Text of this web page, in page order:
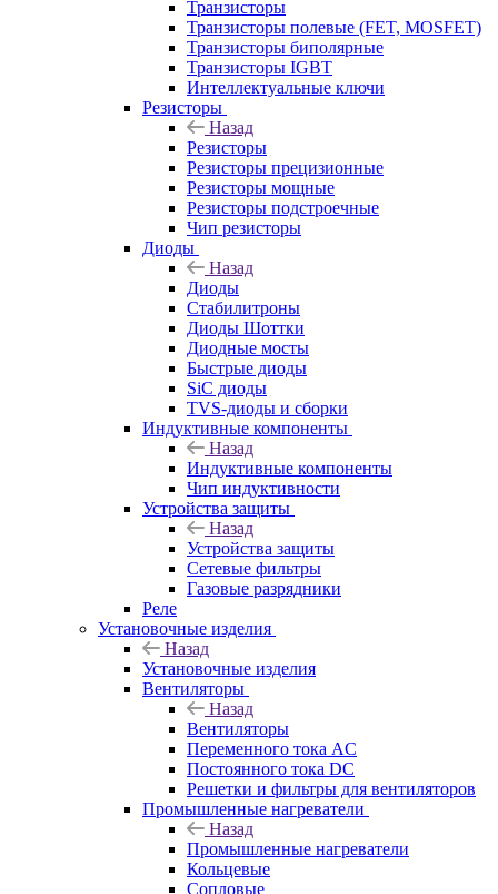
Транзисторы
Транзисторы полевые (FET, MOSFET)
Транзисторы биполярные
Транзисторы IGBT
Интеллектуальные ключи
Резисторы
Назад
Резисторы
Резисторы прецизионные
Резисторы мощные
Резисторы подстроечные
Чип резисторы
Диоды
Назад
Диоды
Стабилитроны
Диоды Шоттки
Диодные мосты
Быстрые диоды
SiC диоды
TVS-диоды и сборки
Индуктивные компоненты
Назад
Индуктивные компоненты
Чип индуктивности
Устройства защиты
Назад
Устройства защиты
Сетевые фильтры
Газовые разрядники
Реле
Установочные изделия
Назад
Установочные изделия
Вентиляторы
Назад
Вентиляторы
Переменного тока AC
Постоянного тока DC
Решетки и фильтры для вентиляторов
Промышленные нагреватели
Назад
Промышленные нагреватели
Кольцевые
Сопловые